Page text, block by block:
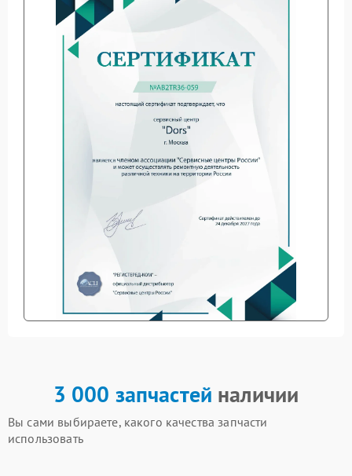
3 000 запчастей наличии
Вы сами выбираете, какого качества запчасти
использовать